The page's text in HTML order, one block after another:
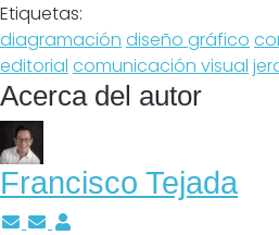
Etiquetas:
diagramación diseño gráfico
editorial comunicación visual
Acerca del autor
Francisco Tejada
Suscríbete a las
Cancelar suscripción a